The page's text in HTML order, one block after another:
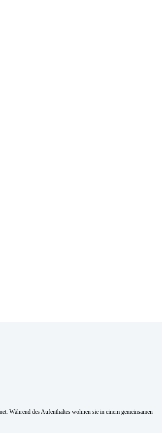
Während des Aufenthaltes wohnen sie in einem gemeinsamen